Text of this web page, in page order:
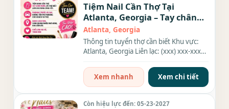
Tiệm Nail Cần Thợ Tại
Atlanta, Georgia – Tay chân
nước
Atlanta, Georgia
Thông tin tuyển thợ cần biết Khu vực:
Atlanta, Georgia Liên lạc: (xxx) xxx-xxxx
Xem nhanh
Xem chi tiết
Còn hiệu lực đến: 05-23-2027